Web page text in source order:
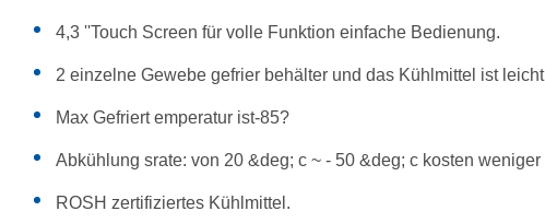
4,3 ''Touch Screen für volle Funktion einfache Bedienung.
2 einzelne Gewebe gefrier behälter und das Kühlmittel ist
Max Gefriert emperatur ist-85?
Abkühlung srate: von 20 &deg; c ~ - 50 &deg; c kosten
ROSH zertifiziertes Kühlmittel.